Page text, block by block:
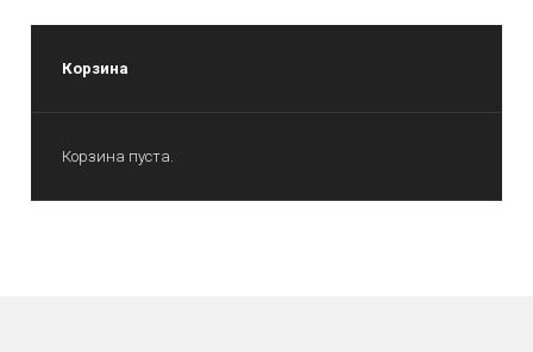
Корзина
Корзина пуста.